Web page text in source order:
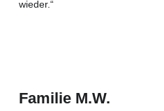
wieder.“
Familie M.W.